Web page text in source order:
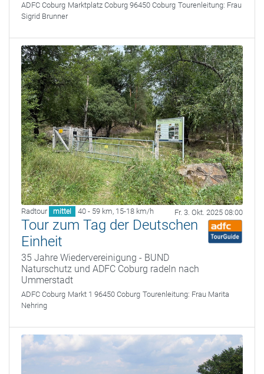
ADFC Coburg Marktplatz Coburg 96450 Coburg Tourenleitung: Frau
Sigrid Brunner
Radtour mittel 40 - 59 km, 15-18 km/h Fr. 3. Okt. 2025 08:00
Tour zum Tag der Deutschen
Einheit
35 Jahre Wiedervereinigung - BUND
Naturschutz und ADFC Coburg radeln nach
Ummerstadt
ADFC Coburg Markt 1 96450 Coburg Tourenleitung: Frau Marita
Nehring